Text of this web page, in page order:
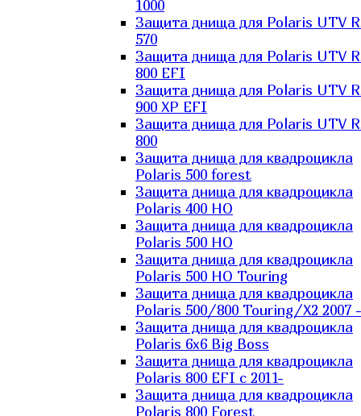
1000
Защита днища для Polaris UTV
570
Защита днища для Polaris UTV
800 EFI
Защита днища для Polaris UTV
900 XP EFI
Защита днища для Polaris UTV
800
Защита днища для квадроцикла
Polaris 500 forest
Защита днища для квадроцикла
Polaris 400 HO
Защита днища для квадроцикла
Polaris 500 HO
Защита днища для квадроцикла
Polaris 500 HO Touring
Защита днища для квадроцикла
Polaris 500/800 Touring/X2 2007 -
Защита днища для квадроцикла
Polaris 6х6 Big Boss
Защита днища для квадроцикла
Polaris 800 EFI с 2011-
Защита днища для квадроцикла
Polaris 800 Forest